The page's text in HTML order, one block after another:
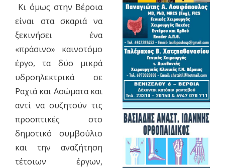
Κι όμως στην Βέροια
είναι στα σκαριά να
ξεκινήσει ένα
«πράσινο» καινοτόμο
έργο, τα δύο μικρά
υδροηλεκτρικά σε
Ραχιά και Ασώματα και
αντί να συζητούν τις
προοπτικές στο
δημοτικό συμβούλιο
και την αναζήτηση
τέτοιων έργων,